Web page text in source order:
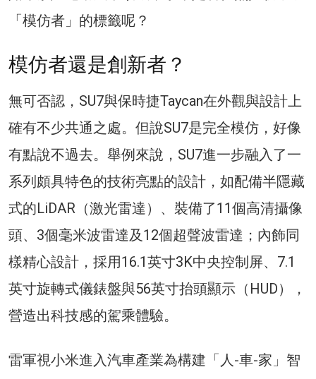
「模仿者」的標籤呢？
模仿者還是創新者？
無可否認，SU7與保時捷Taycan在外觀與設計上
確有不少共通之處。但說SU7是完全模仿，好像
有點說不過去。舉例來說，SU7進一步融入了一
系列頗具特色的技術亮點的設計，如配備半隱藏
式的LiDAR（激光雷達）、裝備了11個高清攝像
頭、3個毫米波雷達及12個超聲波雷達；內飾同
樣精心設計，採用16.1英寸3K中央控制屏、7.1
英寸旋轉式儀錶盤與56英寸抬頭顯示（HUD），
營造出科技感的駕乘體驗。
雷軍視小米進入汽車產業為構建「人-車-家」智